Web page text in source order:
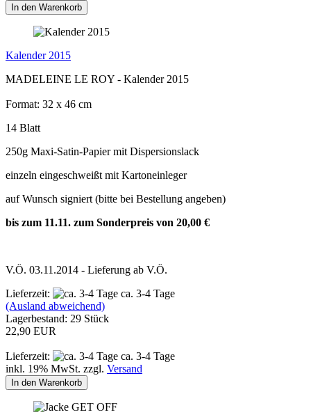
In den Warenkorb
Kalender 2015
MADELEINE LE ROY - Kalender 2015
Format: 32 x 46 cm
14 Blatt
250g Maxi-Satin-Papier mit Dispersionslack
einzeln eingeschweißt mit Kartoneinleger
auf Wunsch signiert (bitte bei Bestellung angeben)
bis zum 11.11. zum Sonderpreis von 20,00 €
V.Ö. 03.11.2014 - Lieferung ab V.Ö.
Lieferzeit:
ca. 3-4 Tage
(Ausland abweichend)
Lagerbestand: 29 Stück
22,90 EUR
Lieferzeit:
ca. 3-4 Tage
inkl. 19% MwSt. zzgl. Versand
In den Warenkorb